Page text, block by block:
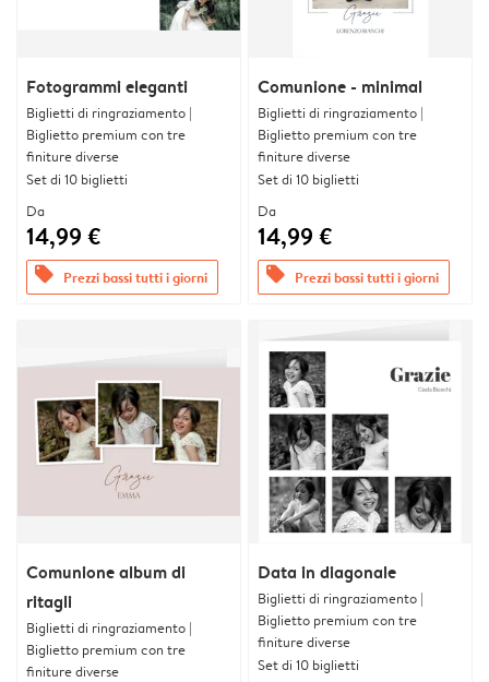
Fotogrammi eleganti
Biglietti di ringraziamento |
Biglietto premium con tre
finiture diverse
Set di 10 biglietti
Da
14,99 €
offers Prezzi bassi tutti i giorni
Comunione - minimal
Biglietti di ringraziamento |
Biglietto premium con tre
finiture diverse
Set di 10 biglietti
Da
14,99 €
offers Prezzi bassi tutti i giorni
Comunione album di
ritagli
Biglietti di ringraziamento |
Biglietto premium con tre
finiture diverse
Data in diagonale
Biglietti di ringraziamento |
Biglietto premium con tre
finiture diverse
Set di 10 biglietti